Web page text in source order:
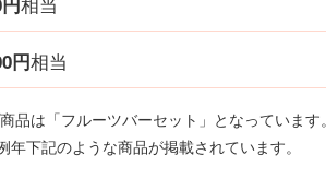
円相当
品は「フルーツバーセット」となっています。
下記のような商品が掲載されています。